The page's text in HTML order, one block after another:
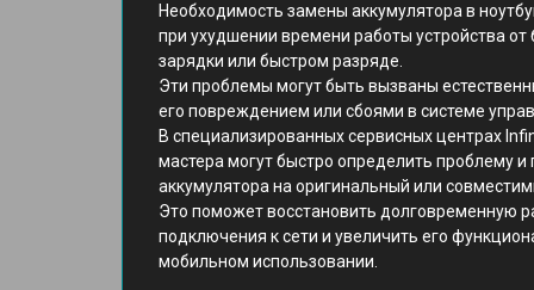
Необходимость замены аккумулятора в
при ухудшении времени работы устройства
зарядки или быстром разряде.
Эти проблемы могут быть вызваны
его повреждением или сбоями в системе
В специализированных сервисных центрах
мастера могут быстро определить проблему и
аккумулятора на оригинальный или
Это поможет восстановить долговременную
подключения к сети и увеличить его
мобильном использовании.